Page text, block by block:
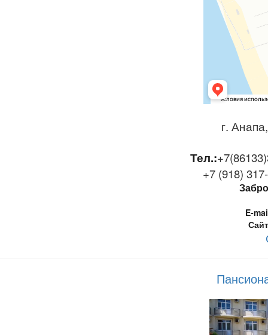
г.
Тел.:
+7 (918)
E-